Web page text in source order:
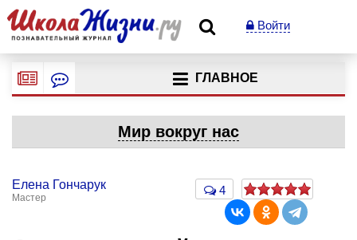
Войти
ГЛАВНОЕ
Мир вокруг нас
Елена Гончарук
Мастер
4